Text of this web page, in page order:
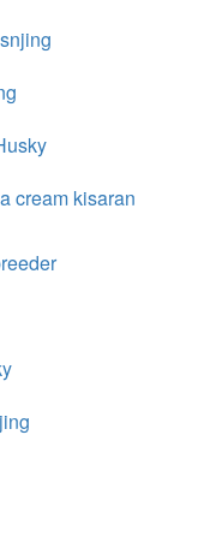
cream kisaran